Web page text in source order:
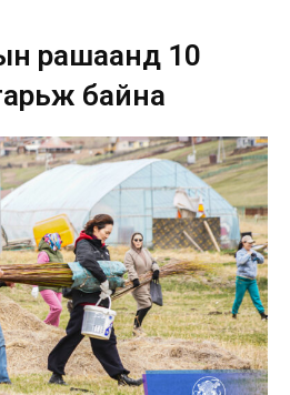
рашаанд 10
байна